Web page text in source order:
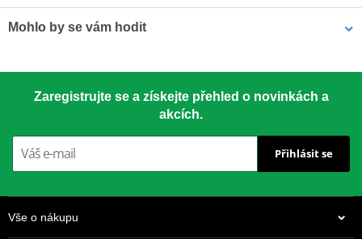
Mohlo by se vám hodit
Zaregistrujte se a získejte přehled o novinkách a
akcích.
Přihlásit se
Vše o nákupu